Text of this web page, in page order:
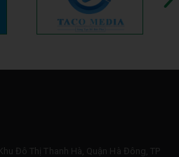
Đô Thị Thanh Hà, Quận Hà Đông, TP